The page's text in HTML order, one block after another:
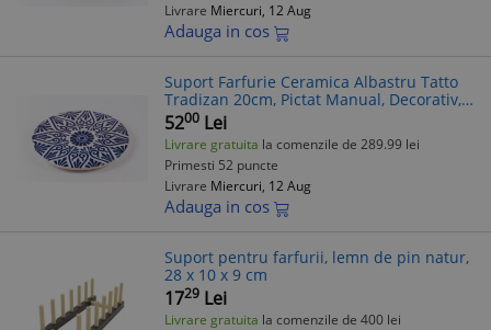
Livrare Miercuri, 12 Aug
Adauga in cos
Suport Farfurie Ceramica Albastru Tatto
Tradizan 20cm, Pictat Manual, Decorativ,
Protectie Termica, Platou Servire
5200 Lei
Livrare gratuita la comenzile de 289.99 lei
Primesti 52 puncte
Livrare Miercuri, 12 Aug
Adauga in cos
Suport pentru farfurii, lemn de pin natur,
28 x 10 x 9 cm
1729 Lei
Livrare gratuita la comenzile de 400 lei